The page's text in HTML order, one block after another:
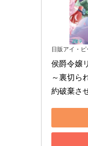
日販アイ・
侯爵令嬢
～裏切ら
約破棄さ